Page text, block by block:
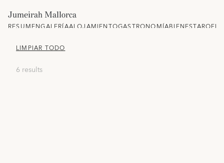
Jumeirah Mallorca
RESUMENGALERÍAALOJAMIENTOGASTRONOMÍABIENESTAR
LIMPIAR TODO
6 results